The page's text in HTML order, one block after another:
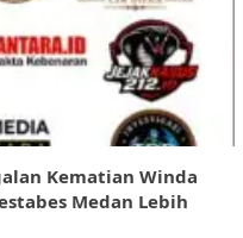
Kematian Winda
Medan Lebih